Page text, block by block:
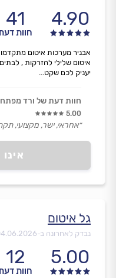
4.90
41
חוות
אבניר מערכות איטום
איטום שלילי להזרקות ,
יעניק לכם שקט...
חוות דעת של ורד
5.00
״אחראי, ישר, מקצועי,
גל איטום
נבדק לאחרונה ב-
5.00
12
חוות